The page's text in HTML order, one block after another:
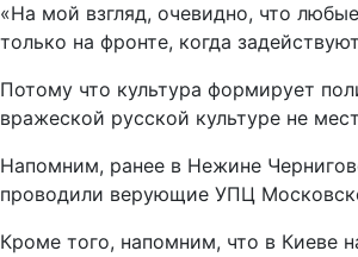
«На мой взгляд, очевидно, что
только на фронте, когда
Потому что культура формирует
вражеской русской культуре не
Напомним, ранее в Нежине
проводили верующие УПЦ
Кроме того, напомним, что в Киеве